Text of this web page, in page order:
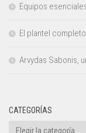
Equipos
El plantel
Arvydas Sabonis,
CATEGORÍAS
Categorías